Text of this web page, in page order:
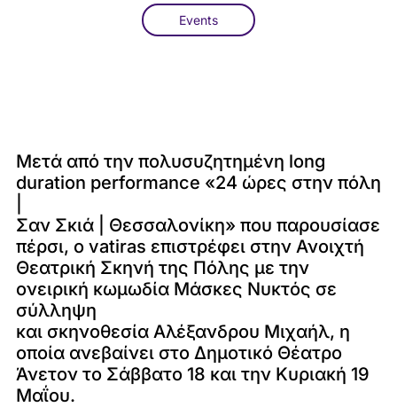
Events
Μετά από την πολυσυζητημένη long
duration performance «24 ώρες στην πόλη
Σαν Σκιά | Θεσσαλονίκη» που παρουσίασε
πέρσι, ο vatiras επιστρέφει στην Ανοιχτή
Θεατρική Σκηνή της Πόλης με την
ονειρική κωμωδία Μάσκες Νυκτός σε
σύλληψη
και σκηνοθεσία Αλέξανδρου Μιχαήλ, η
οποία ανεβαίνει στο Δημοτικό Θέατρο
Άνετον το Σάββατο 18 και την Κυριακή 19
Μαΐου.